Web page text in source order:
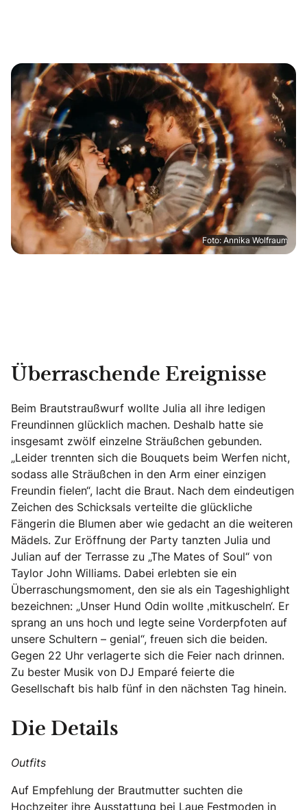
Foto: Annika Wolfraum
Überraschende Ereignisse
Beim Brautstraußwurf wollte Julia all ihre ledigen
Freundinnen glücklich machen. Deshalb hatte sie
insgesamt zwölf einzelne Sträußchen gebunden.
„Leider trennten sich die Bouquets beim Werfen nicht,
sodass alle Sträußchen in den Arm einer einzigen
Freundin fielen“, lacht die Braut. Nach dem eindeutigen
Zeichen des Schicksals verteilte die glückliche
Fängerin die Blumen aber wie gedacht an die weiteren
Mädels. Zur Eröffnung der Party tanzten Julia und
Julian auf der Terrasse zu „The Mates of Soul“ von
Taylor John Williams. Dabei erlebten sie ein
Überraschungsmoment, den sie als ein Tageshighlight
bezeichnen: „Unser Hund Odin wollte ‚mitkuscheln‘. Er
sprang an uns hoch und legte seine Vorderpfoten auf
unsere Schultern – genial“, freuen sich die beiden.
Gegen 22 Uhr verlagerte sich die Feier nach drinnen.
Zu bester Musik von DJ Emparé feierte die
Gesellschaft bis halb fünf in den nächsten Tag hinein.
Die Details
Outfits
Auf Empfehlung der Brautmutter suchten die
Hochzeiter ihre Ausstattung bei Laue Festmoden in